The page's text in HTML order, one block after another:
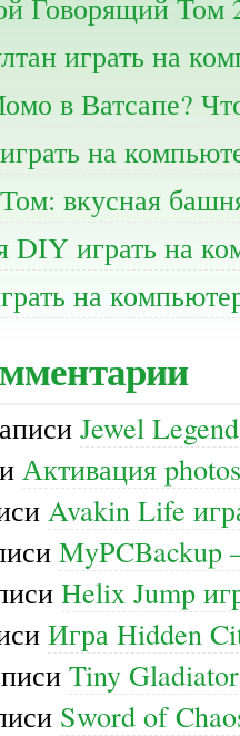
играть на
в Ватсапе?
на
вкусная
DIY играть на
на
Jewel
Активация
Avakin Life
MyPCBackup
Helix Jump
Игра Hidden
Tiny
Sword of